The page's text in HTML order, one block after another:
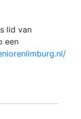
lid van
een